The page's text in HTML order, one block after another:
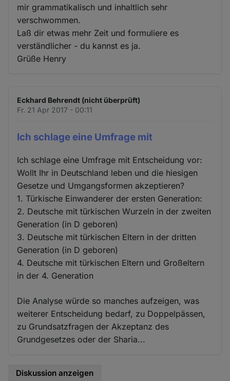
mir grammatikalisch und inhaltlich sehr
verschwommen.
Laß dir etwas mehr Zeit und formuliere es
verständlicher - du kannst es ja.
Grüße Henry
Eckhard Behrendt (nicht überprüft)
Fr. 21 Apr 2017 - 00:11
Ich schlage eine Umfrage mit
Ich schlage eine Umfrage mit Entscheidung vor:
Wollt Ihr in Deutschland leben und die hiesigen
Gesetze und Umgangsformen akzeptieren?
1. Türkische Einwanderer der ersten Generation:
2. Deutsche mit türkischen Wurzeln in der zweiten
Generation (in D geboren)
3. Deutsche mit türkischen Eltern in der dritten
Generation (in D geboren)
4. Deutsche mit türkischen Eltern und Großeltern
in der 4. Generation
Die Analyse würde so manches aufzeigen, was
weiterer Entscheidung bedarf, zu Doppelpässen,
zu Grundsatzfragen der Akzeptanz des
Grundgesetzes oder der Sharia...
Diskussion anzeigen